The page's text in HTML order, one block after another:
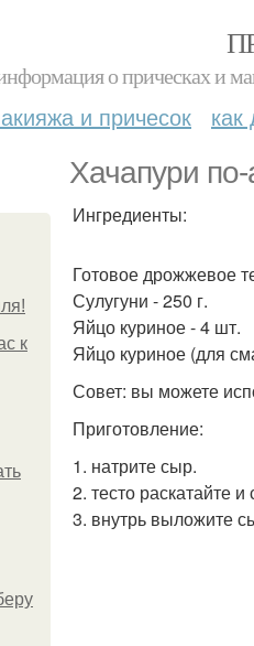
о прическах и
и причесок как
Хачапури
к
Ингредиенты:
Готовое дрожжевое
Сулугуни - 250 г.
Яйцо куриное - 4 шт.
Яйцо куриное (для
Совет: вы можете
Приготовление:
1. натрите сыр.
2. тесто раскатайте
3. внутрь выложите